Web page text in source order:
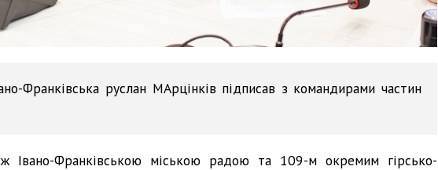
Франківська руслан МАрцінків підписав з командирами частин
Івано-Франківською міською радою та 109-м окремим гірсько-